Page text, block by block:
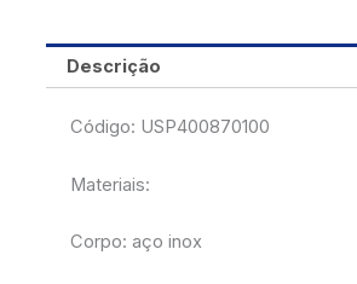
Descrição
Código: USP400870100
Materiais:
Corpo: aço inox